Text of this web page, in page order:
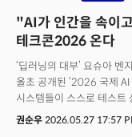
"AI가 인간을 속이
테크콘2026 온다
‘딥러닝의 대부’ 요슈아
올초 공개된 ‘2026 국제
시스템들이 스스로 테스트
행동을 보이는 사례가 나타
권순우 2026.05.27 17:57